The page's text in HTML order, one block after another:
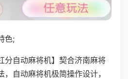
色;
分自动麻将机】契合济南麻将
自动麻将机极简操作设计，